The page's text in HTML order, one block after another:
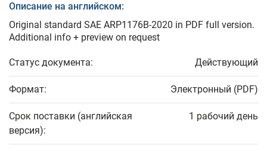
Описание на английском:
Original standard SAE ARP1176B-2020 in PDF full version.
Additional info + preview on request
Статус документа: Действующий
Формат: Электронный (PDF)
Срок поставки (английская
версия):
1 рабочий день